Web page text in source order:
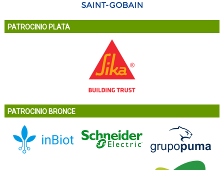
PATROCINIO PLATA
PATROCINIO BRONCE